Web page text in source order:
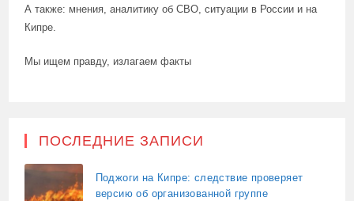
А также: мнения, аналитику об СВО, ситуации в России и на
Кипре.
Мы ищем правду, излагаем факты
ПОСЛЕДНИЕ ЗАПИСИ
Поджоги на Кипре: следствие проверяет
версию об организованной группе